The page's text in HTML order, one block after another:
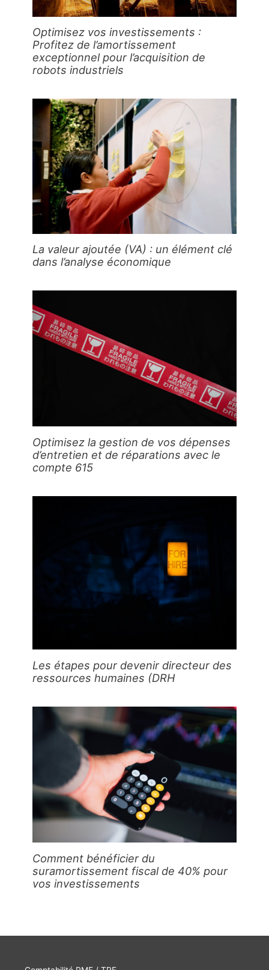
Optimisez vos investissements :
Profitez de l’amortissement
exceptionnel pour l’acquisition de
robots industriels
La valeur ajoutée (VA) : un élément clé
dans l’analyse économique
Optimisez la gestion de vos dépenses
d’entretien et de réparations avec le
compte 615
Les étapes pour devenir directeur des
ressources humaines (DRH
Comment bénéficier du
suramortissement fiscal de 40% pour
vos investissements